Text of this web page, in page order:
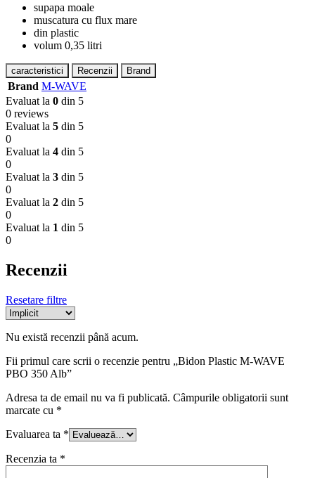
supapa moale
muscatura cu flux mare
din plastic
volum 0,35 litri
caracteristici Recenzii Brand
Brand M-WAVE
Evaluat la 0 din 5
0 reviews
Evaluat la 5 din 5
0
Evaluat la 4 din 5
0
Evaluat la 3 din 5
0
Evaluat la 2 din 5
0
Evaluat la 1 din 5
0
Recenzii
Resetare filtre
Nu există recenzii până acum.
Fii primul care scrii o recenzie pentru „Bidon Plastic M-WAVE
PBO 350 Alb”
Adresa ta de email nu va fi publicată. Câmpurile obligatorii sunt
marcate cu *
Evaluarea ta *
Recenzia ta *